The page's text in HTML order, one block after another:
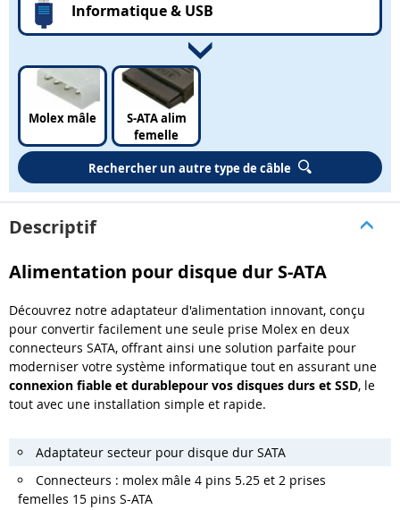
Informatique & USB
Molex mâle
S-ATA alim
femelle
Rechercher un autre type de câble
Descriptif
Alimentation pour disque dur S-ATA
Découvrez notre adaptateur d'alimentation innovant, conçu
pour convertir facilement une seule prise Molex en deux
connecteurs SATA, offrant ainsi une solution parfaite pour
moderniser votre système informatique tout en assurant une
connexion fiable et durablepour vos disques durs et SSD, le
tout avec une installation simple et rapide.
Adaptateur secteur pour disque dur SATA
Connecteurs : molex mâle 4 pins 5.25 et 2 prises
femelles 15 pins S-ATA